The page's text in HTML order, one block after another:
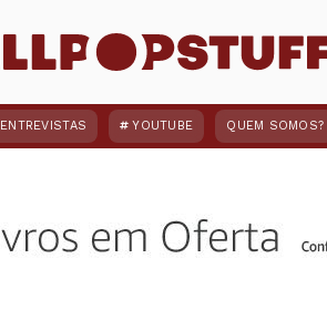
ENTREVISTAS YOUTUBE QUEM SOMOS?